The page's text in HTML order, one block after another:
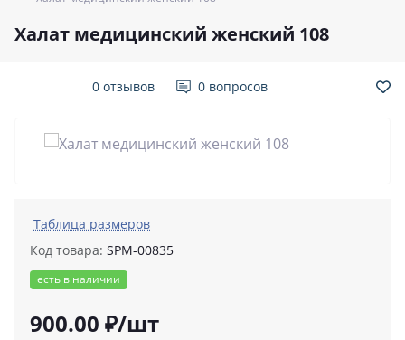
Халат медицинский женский 108
0 отзывов 0 вопросов
Таблица размеров
Код товара: SPM-00835
есть в наличии
900.00 ₽/шт